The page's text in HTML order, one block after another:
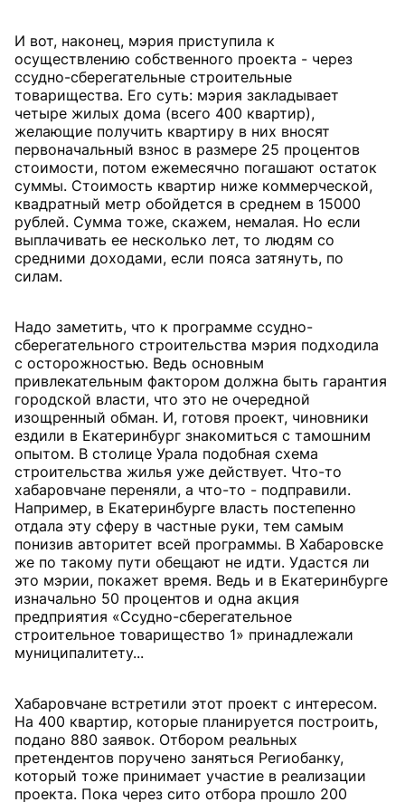
И вот, наконец, мэрия приступила к
осуществлению собственного проекта - через
ссудно-сберегательные строительные
товарищества. Его суть: мэрия закладывает
четыре жилых дома (всего 400 квартир),
желающие получить квартиру в них вносят
первоначальный взнос в размере 25 процентов
стоимости, потом ежемесячно погашают остаток
суммы. Стоимость квартир ниже коммерческой,
квадратный метр обойдется в среднем в 15000
рублей. Сумма тоже, скажем, немалая. Но если
выплачивать ее несколько лет, то людям со
средними доходами, если пояса затянуть, по
силам.
Надо заметить, что к программе ссудно-
сберегательного строительства мэрия подходила
с осторожностью. Ведь основным
привлекательным фактором должна быть гарантия
городской власти, что это не очередной
изощренный обман. И, готовя проект, чиновники
ездили в Екатеринбург знакомиться с тамошним
опытом. В столице Урала подобная схема
строительства жилья уже действует. Что-то
хабаровчане переняли, а что-то - подправили.
Например, в Екатеринбурге власть постепенно
отдала эту сферу в частные руки, тем самым
понизив авторитет всей программы. В Хабаровске
же по такому пути обещают не идти. Удастся ли
это мэрии, покажет время. Ведь и в Екатеринбурге
изначально 50 процентов и одна акция
предприятия «Ссудно-сберегательное
строительное товарищество 1» принадлежали
муниципалитету...
Хабаровчане встретили этот проект с интересом.
На 400 квартир, которые планируется построить,
подано 880 заявок. Отбором реальных
претендентов поручено заняться Региобанку,
который тоже принимает участие в реализации
проекта. Пока через сито отбора прошло 200